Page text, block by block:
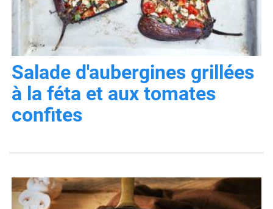
Salade d'aubergines grillées
à la féta et aux tomates
confites